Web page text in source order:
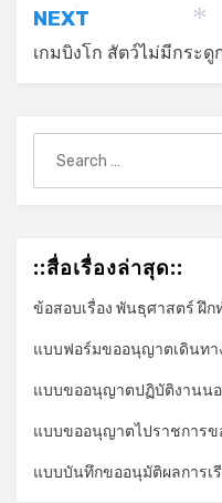
NEXT
เกมบิงโก สัตว์ไม่มีกระดู
for:
::สื่อเรื่องล่าสุด::
ข้อสอบเรื่อง พันธุศาสตร์ ฝึก
แบบฟอร์มขออนุญาตเดินทา
แบบขออนุญาตปฏิบัติงานน
แบบขออนุญาตไปราชการข
แบบบันทึกขออนุมัติผลการเ
*
*